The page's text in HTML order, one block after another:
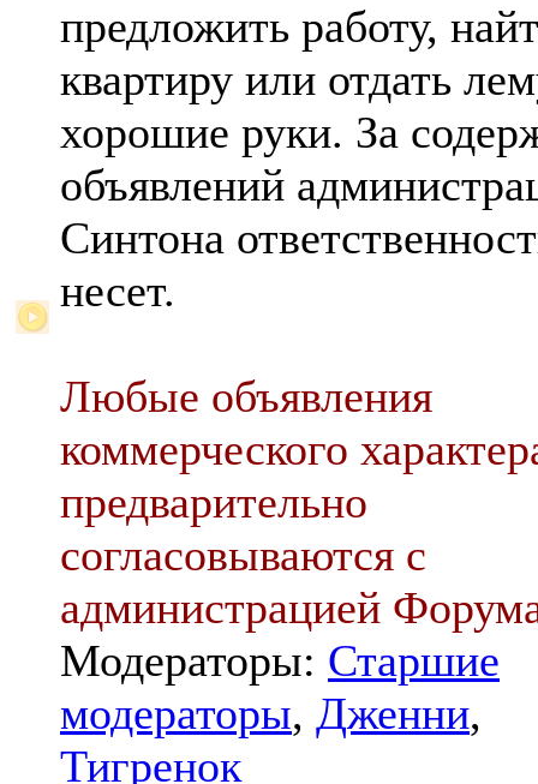
предложить работу,
квартиру или отдать
хорошие руки. За
объявлений
Синтона
несет.
Любые объявления
коммерческого
предварительно
согласовываются с
администрацией
Модераторы: Старшие
модераторы, Дженни,
Тигренок